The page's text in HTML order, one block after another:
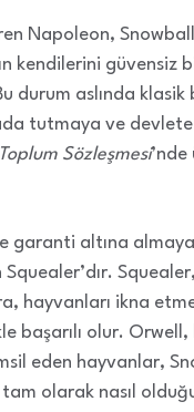
Napoleon,
kendilerini güvensiz
durum aslında klasik
tutmaya ve
Toplum Sözleşmesi’nde
garanti altına
hayvanları ikna
başarılı olur.
eden hayvanlar,
olarak nasıl